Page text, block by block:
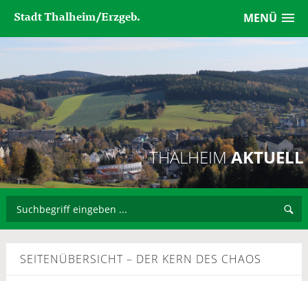
MENÜ
Stadt Thalheim/Erzgeb.
THALHEIMAKTUELL
SEITENÜBERSICHT – DER KERN DES CHAOS